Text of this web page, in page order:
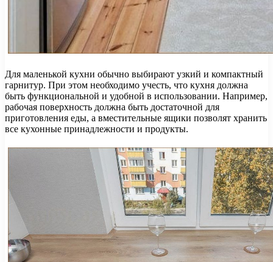
Для маленькой кухни обычно выбирают узкий и компактный
гарнитур. При этом необходимо учесть, что кухня должна
быть функциональной и удобной в использовании. Например,
рабочая поверхность должна быть достаточной для
приготовления еды, а вместительные ящики позволят хранить
все кухонные принадлежности и продукты.